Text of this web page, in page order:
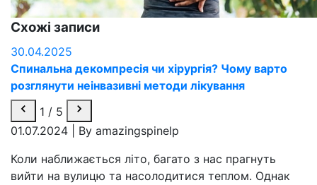
Схожі записи
30.04.2025
Спинальна декомпресія чи хірургія? Чому варто
розглянути неінвазивні методи лікування
1 / 5
01.07.2024
By amazingspinelp
Коли наближається літо, багато з нас прагнуть
вийти на вулицю та насолодитися теплом. Однак